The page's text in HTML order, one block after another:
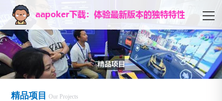
精品项目 Our Projects